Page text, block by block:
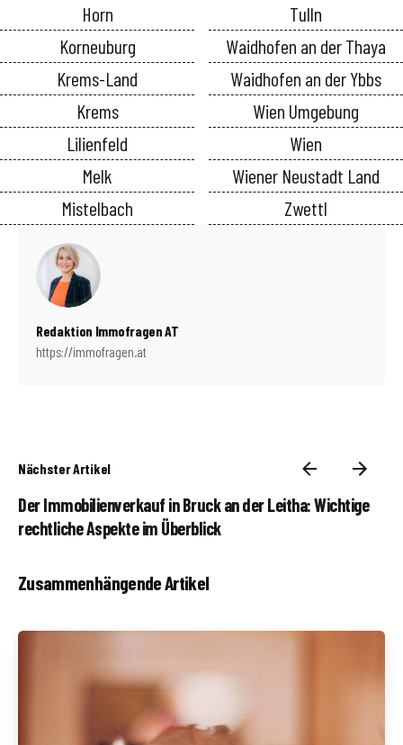
Horn
Korneuburg
Krems-Land
Krems
Lilienfeld
Melk
Mistelbach
Tulln
Waidhofen an der Thaya
Waidhofen an der Ybbs
Wien Umgebung
Wien
Wiener Neustadt Land
Zwettl
Redaktion Immofragen AT
https://immofragen.at
Nächster Artikel
Der Immobilienverkauf in Bruck an der Leitha: Wichtige
rechtliche Aspekte im Überblick
Zusammenhängende Artikel